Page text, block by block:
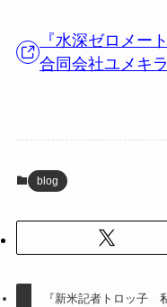
『水深ゼロメ
合同会社ユメキ
blog
『新米記者トロッ子